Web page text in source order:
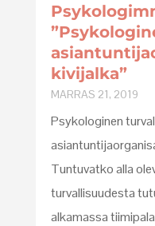
kivijalka”
MARRAS 21, 2019
Psykologinen
Tuntuvatko alla
turvallisuudesta
alkamassa